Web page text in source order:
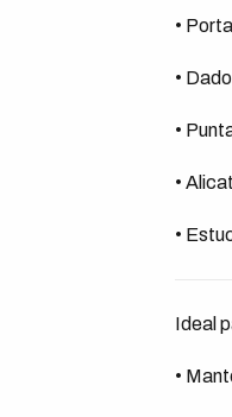
•
•
•
•
•
Ideal
•